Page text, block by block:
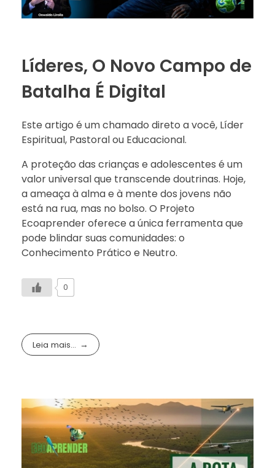
Líderes, O Novo Campo de
Batalha É Digital
Este artigo é um chamado direto a você, Líder
Espiritual, Pastoral ou Educacional.
A proteção das crianças e adolescentes é um
valor universal que transcende doutrinas. Hoje,
a ameaça à alma e à mente dos jovens não
está na rua, mas no bolso. O Projeto
Ecoaprender oferece a única ferramenta que
pode blindar suas comunidades: o
Conhecimento Prático e Neutro.
0
Leia mais...